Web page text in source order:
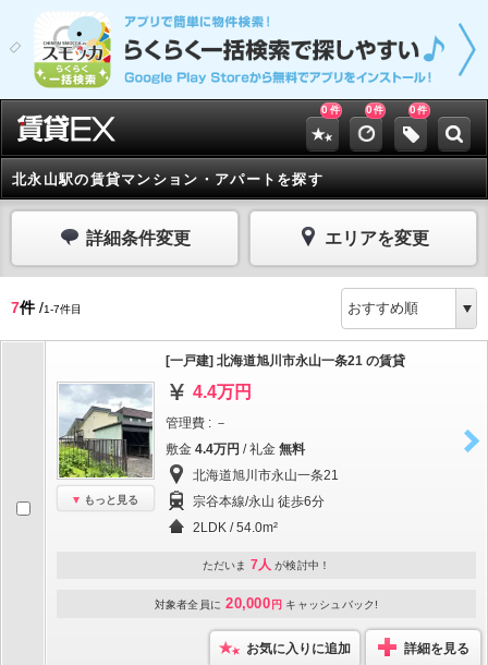
0 件 0件 0件
北永山駅の賃貸マンション・アパートを探す
詳細条件変更 エリアを変更
7件/1-7件目
もっと見る
[一戸建] 北海道旭川市永山一条21 の賃貸
4.4万円
管理費 : －
敷金 4.4万円 / 礼金 無料
北海道旭川市永山一条21
宗谷本線/永山 徒歩6分
2LDK / 54.0m²
ただいま 7人 が検討中！
対象者全員に 20,000 円 キャッシュバック!
お気に入りに追加 詳細を見る